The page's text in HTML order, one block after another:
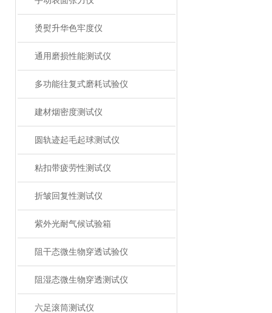
烫熨升华色牢度仪
通用磨损性能测试仪
多功能往复式磨耗试验仪
建材烟密度测试仪
圆轨迹起毛起球测试仪
粘扣带疲劳性测试仪
折皱回复性测试仪
紫外光耐气候试验箱
阻干态微生物穿透试验仪
阻湿态微生物穿透测试仪
六足滚筒测试仪